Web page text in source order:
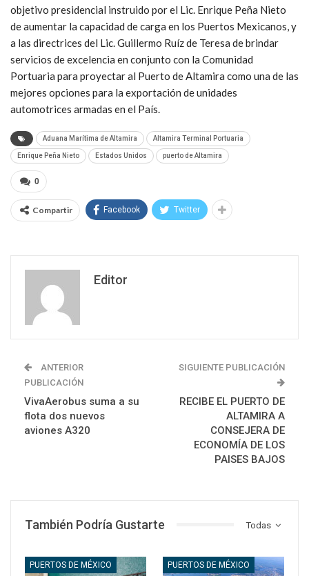
objetivo presidencial instruido por el Lic. Enrique Peña Nieto
de aumentar la capacidad de carga en los Puertos Mexicanos, y
a las directrices del Lic. Guillermo Ruíz de Teresa de brindar
servicios de excelencia en conjunto con la Comunidad
Portuaria para proyectar al Puerto de Altamira como una de las
mejores opciones para la exportación de unidades
automotrices armadas en el País.
Aduana Marítima de Altamira Altamira Terminal Portuaria
Enrique Peña Nieto Estados Unidos puerto de Altamira
0
Compartir Facebook Twitter
Editor
ANTERIOR
PUBLICACIÓN
VivaAerobus suma a su
flota dos nuevos
aviones A320
SIGUIENTE PUBLICACIÓN
RECIBE EL PUERTO DE
ALTAMIRA A
CONSEJERA DE
ECONOMÍA DE LOS
PAISES BAJOS
Todas
También Podría Gustarte
PUERTOS DE MÉXICO PUERTOS DE MÉXICO